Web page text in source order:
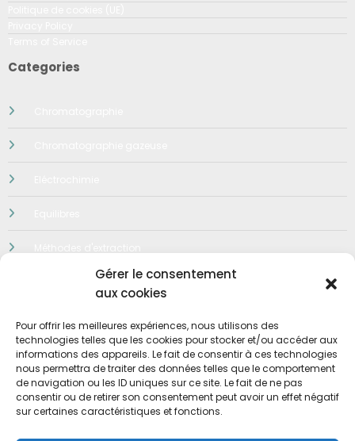
Gérer le consentement
aux cookies
Pour offrir les meilleures expériences, nous utilisons des
technologies telles que les cookies pour stocker et/ou accéder aux
informations des appareils. Le fait de consentir à ces technologies
nous permettra de traiter des données telles que le comportement
de navigation ou les ID uniques sur ce site. Le fait de ne pas
consentir ou de retirer son consentement peut avoir un effet négatif
sur certaines caractéristiques et fonctions.
Categories
Néphelométrie-Turbidimetrie
Qualité
Quiz
Spéctroscopie